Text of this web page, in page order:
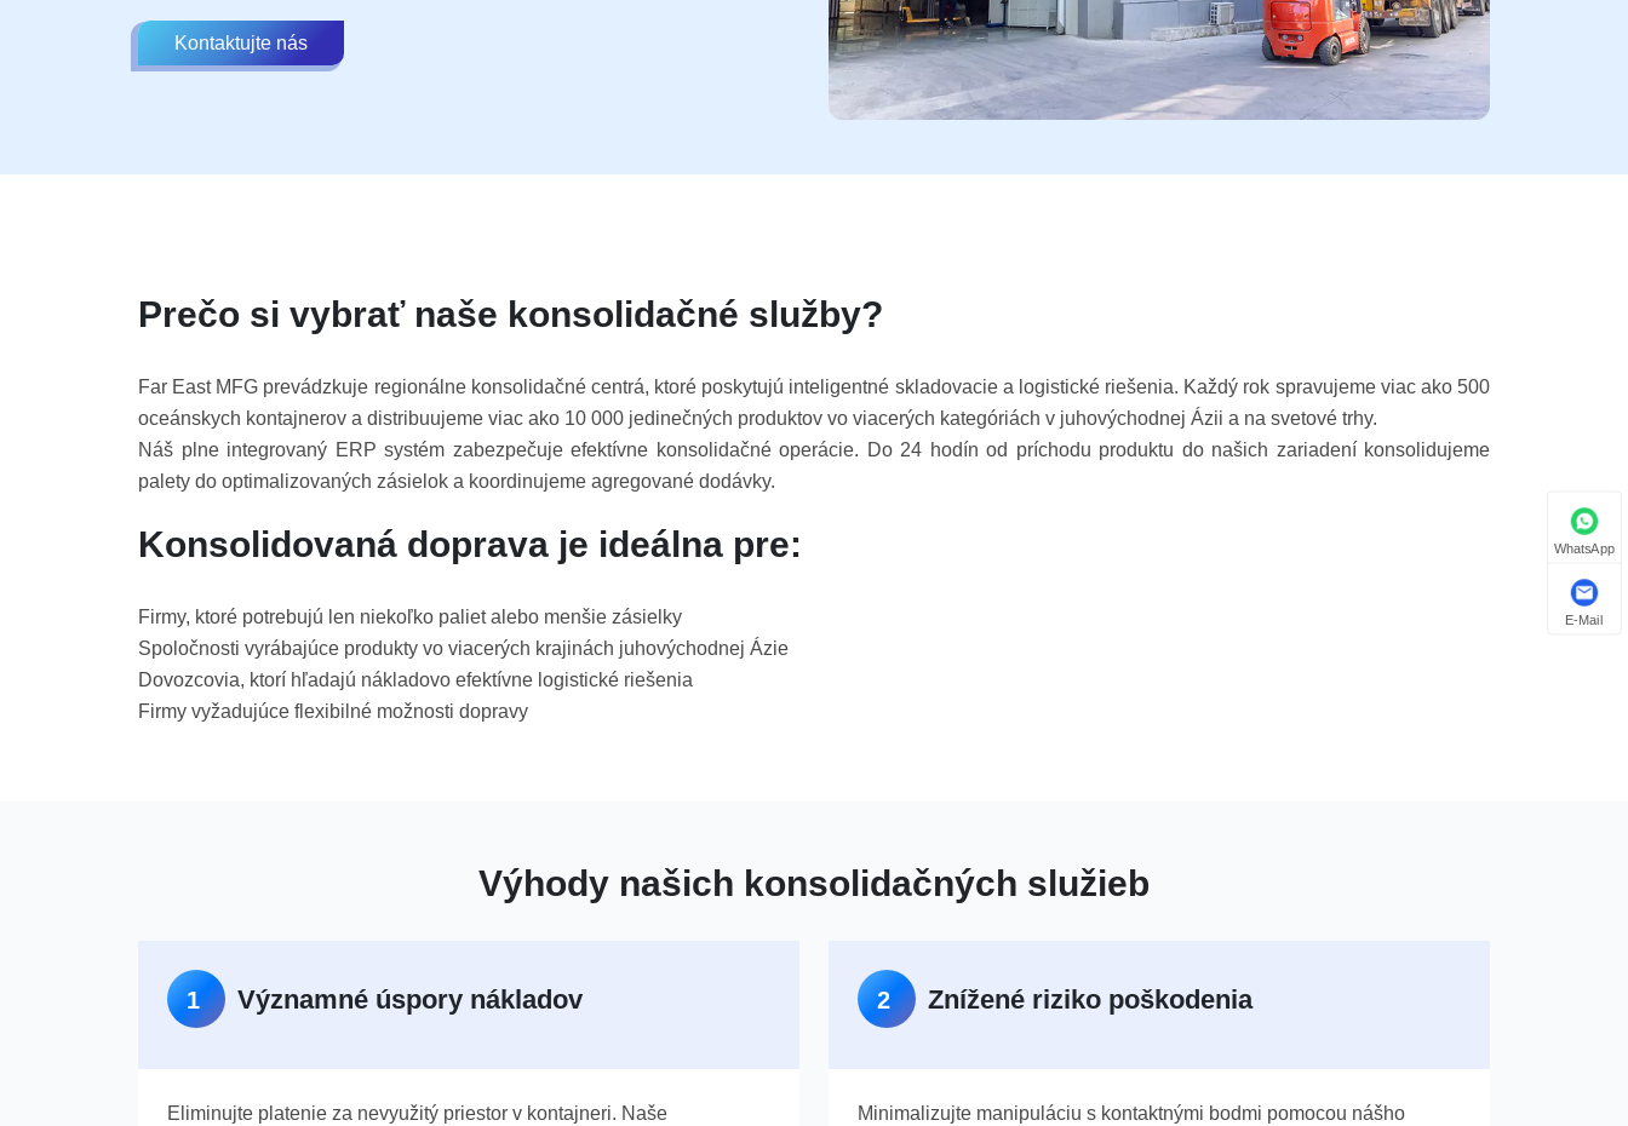
Kontaktujte nás
Prečo si vybrať naše konsolidačné služby?
Far East MFG prevádzkuje regionálne konsolidačné centrá, ktoré poskytujú inteligentné skladovacie a logistické riešenia. Každý rok spravujeme viac ako 500
oceánskych kontajnerov a distribuujeme viac ako 10 000 jedinečných produktov vo viacerých kategóriách v juhovýchodnej Ázii a na svetové trhy.
Náš plne integrovaný ERP systém zabezpečuje efektívne konsolidačné operácie. Do 24 hodín od príchodu produktu do našich zariadení konsolidujeme
palety do optimalizovaných zásielok a koordinujeme agregované dodávky.
Konsolidovaná doprava je ideálna pre:
Firmy, ktoré potrebujú len niekoľko paliet alebo menšie zásielky
Spoločnosti vyrábajúce produkty vo viacerých krajinách juhovýchodnej Ázie
Dovozcovia, ktorí hľadajú nákladovo efektívne logistické riešenia
Firmy vyžadujúce flexibilné možnosti dopravy
Výhody našich konsolidačných služieb
1 Významné úspory nákladov
Eliminujte platenie za nevyužitý priestor v kontajneri. Naše
2 Znížené riziko poškodenia
Minimalizujte manipuláciu s kontaktnými bodmi pomocou nášho
WhatsApp
E-Mail